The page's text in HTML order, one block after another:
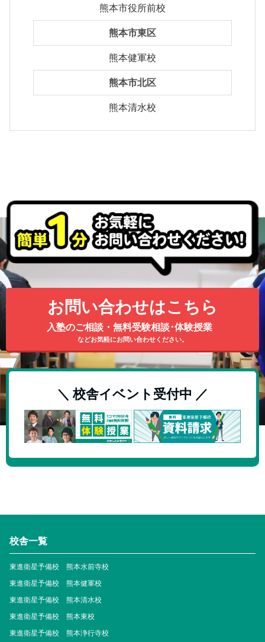
熊本市役所前校
熊本市東区
熊本健軍校
熊本市北区
熊本清水校
お問い合わせはこちら
入塾のご相談・無料受験相談･体験授業
などお気軽にお問い合わせください。
＼ 校舎イベント受付中 ／
校舎一覧
東進衛星予備校 熊本水前寺校
東進衛星予備校 熊本健軍校
東進衛星予備校 熊本清水校
東進衛星予備校 熊本東校
東進衛星予備校 熊本浄行寺校